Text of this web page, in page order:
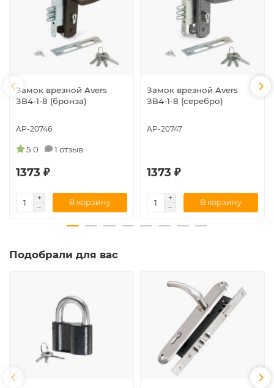
Замок врезной Avers
ЗВ4-1-8 (бронза)
AP-20746
5.0 1 отзыв
1373 ₽
В корзину
Замок врезной Avers
ЗВ4-1-8 (серебро)
AP-20747
1373 ₽
В корзину
Подобрали для вас